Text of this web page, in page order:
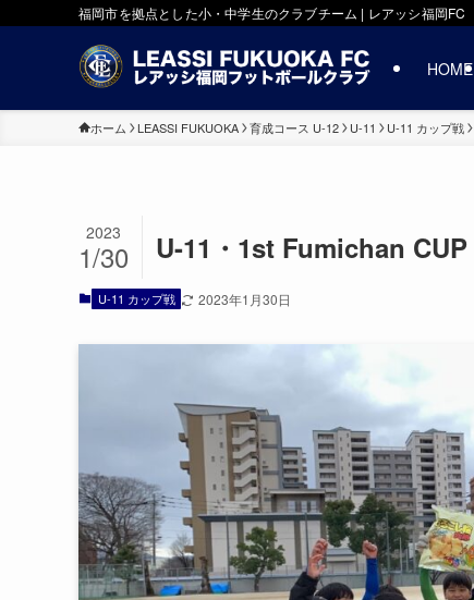
福岡市を拠点とした小・中学生のクラブチーム | レアッシ福岡FC
HOME
ホーム LEASSI FUKUOKA 育成コース U-12 U-11 U-11 カップ戦
U-11・1st Fumichan
2023
1/30
U-11 カップ戦 2023年1月30日